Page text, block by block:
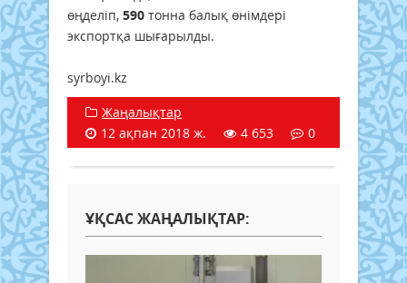
өңделіп, 590 тонна балық өнімдері
экспортқа шығарылды.
syrboyi.kz
Жаңалықтар
12 ақпан 2018 ж.
4 653 0
ҰҚСАС ЖАҢАЛЫҚТАР: